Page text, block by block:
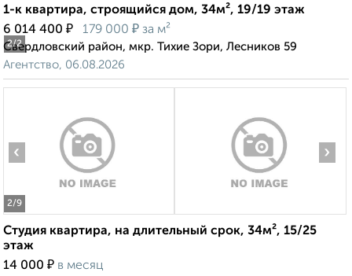
2/2
1-к квартира, строящийся дом, 34м², 19/19 этаж
6 014 400 ₽ 179 000 ₽ за м²
Свердловский район, мкр. Тихие Зори, Лесников 59
Агентство, 06.08.2026
2/9
‹ ›
Студия квартира, на длительный срок, 34м², 15/25
этаж
14 000 ₽ в месяц